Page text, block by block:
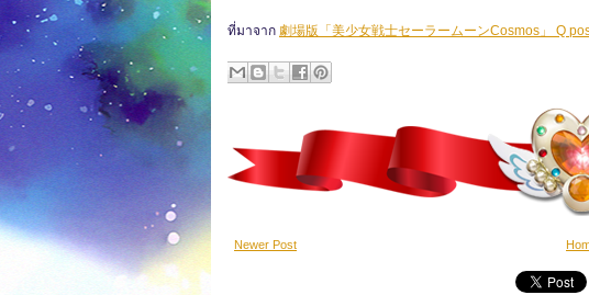
ที่มาจาก 劇場版「美少女戦士セーラームーンCosmos」 Q
Newer Post